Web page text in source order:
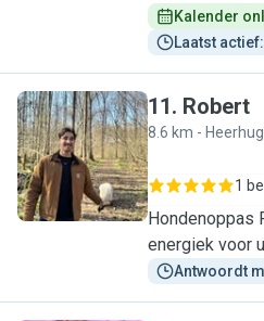
Kalender
Laatst
R
11. Robert
8.6 km -
1
Hondenoppas
energiek voor
Antwoordt